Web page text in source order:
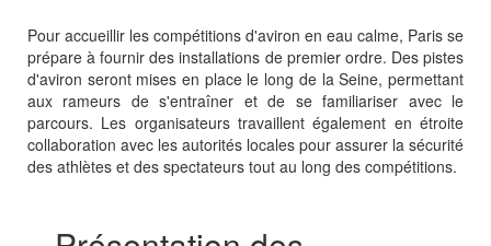
Pour accueillir les compétitions d'aviron en eau calme, Paris se
prépare à fournir des installations de premier ordre. Des pistes
d'aviron seront mises en place le long de la Seine, permettant
aux rameurs de s'entraîner et de se familiariser avec le
parcours. Les organisateurs travaillent également en étroite
collaboration avec les autorités locales pour assurer la sécurité
des athlètes et des spectateurs tout au long des compétitions.